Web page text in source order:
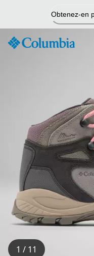
contenu
Obtenez-en
1 / 11